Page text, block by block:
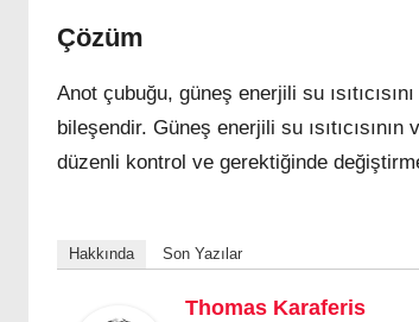
Çözüm
Anot çubuğu, güneş enerjili su
bileşendir. Güneş enerjili su
düzenli kontrol ve gerektiğinde
Hakkında Son Yazılar
Thomas Karaferis